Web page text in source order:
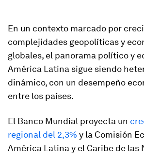
En un contexto marcado por
complejidades geopolíticas y
globales, el panorama político y
América Latina sigue siendo
dinámico, con un desempeño
entre los países.
El Banco Mundial proyecta un
regional del 2,3% y la Comisión
América Latina y el Caribe de las